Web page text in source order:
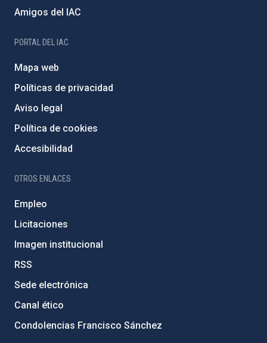
Amigos del IAC
PORTAL DEL IAC
Mapa web
Políticas de privacidad
Aviso legal
Política de cookies
Accesibilidad
OTROS ENLACES
Empleo
Licitaciones
Imagen institucional
RSS
Sede electrónica
Canal ético
Condolencias Francisco Sánchez